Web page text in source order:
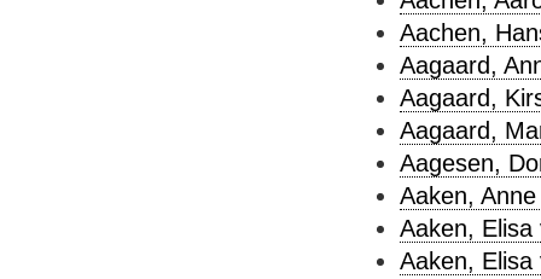
Aachen,
Aagaard,
Aagaard,
Aagaard,
Aagesen,
Aaken,
Aaken, Elisa
Aaken, Elisa